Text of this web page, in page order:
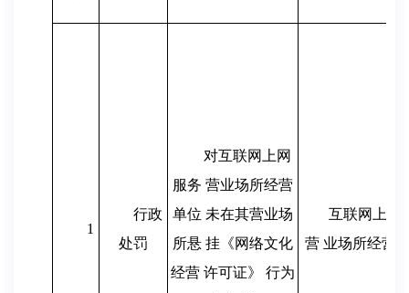
1
行政
处罚
对互联网上网
服务 营业场所经营
单位 未在其营业场
所悬 挂《网络文化
经营 许可证》 行为
互联网上网
营 业场所经营